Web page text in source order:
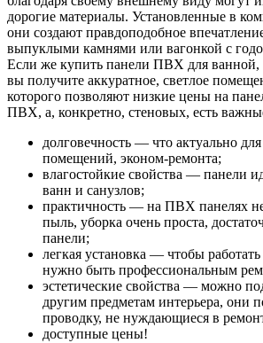
дорогие материалы. Установленные в
они создают правдоподобное
выпуклыми камнями или вагонкой с
Если же купить панели ПВХ для ванной,
вы получите аккуратное, светлое
которого позволяют низкие цены на
ПВХ, а, конкретно, стеновых, есть
долговечность — что актуально
помещений, эконом-ремонта;
влагостойкие свойства — панели
ванн и санузлов;
практичность — на ПВХ панелях
пыль, уборка очень проста,
панели;
легкая установка — чтобы
нужно быть профессиональным
эстетические свойства — можно
другим предметам интерьера, они
проводку, не нуждающиеся в
доступные цены!